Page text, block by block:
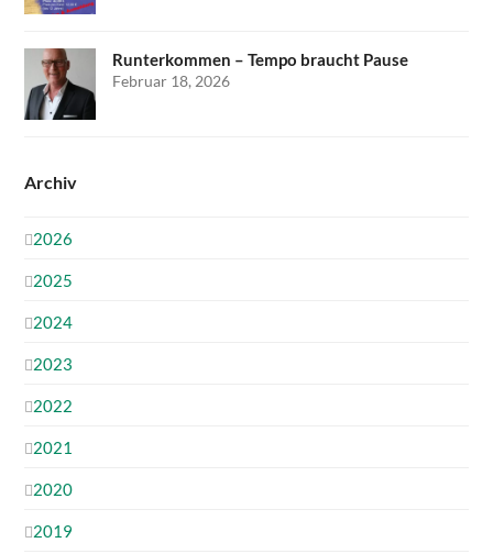
Runterkommen – Tempo braucht Pause
Februar 18, 2026
Archiv
2026
2025
2024
2023
2022
2021
2020
2019